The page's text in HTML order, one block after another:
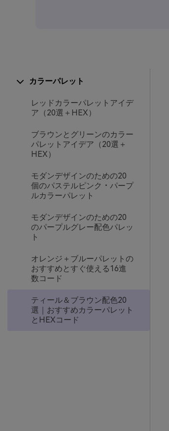
カラーパレット
レッドカラーパレットアイデ
ア（20選＋HEX）
ブラウンとグリーンのカラー
パレットアイデア（20選＋
HEX）
モダンデザインのための20
個のパステルピンク・パープ
ルカラーパレット
モダンデザインのための20
のパープルグレー配色パレッ
ト
オレンジ＋ブルーパレットの
おすすめとすぐ使える16進
数コード
ティール＆ブラウン配色20
選｜おすすめカラーパレット
とHEXコード